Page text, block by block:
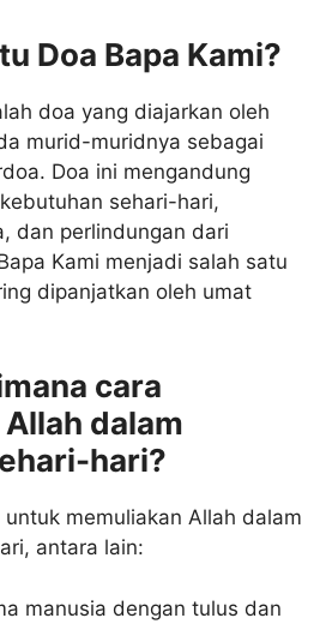
Doa Bapa Kami?
doa yang diajarkan oleh
murid-muridnya sebagai
Doa ini mengandung
sehari-hari,
dan perlindungan dari
Kami menjadi salah satu
dipanjatkan oleh umat
cara
dalam
hari?
memuliakan Allah dalam
antara lain:
manusia dengan tulus dan